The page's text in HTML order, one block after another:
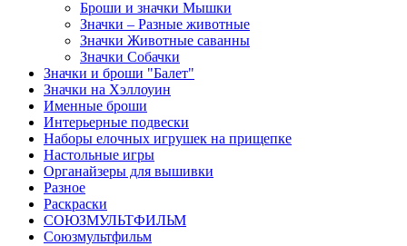
Броши и значки Мышки
Значки – Разные животные
Значки Животные саванны
Значки Собачки
Значки и броши "Балет"
Значки на Хэллоуин
Именные броши
Интерьерные подвески
Наборы елочных игрушек на прищепке
Настольные игры
Органайзеры для вышивки
Разное
Раскраски
СОЮЗМУЛЬТФИЛЬМ
Союзмультфильм